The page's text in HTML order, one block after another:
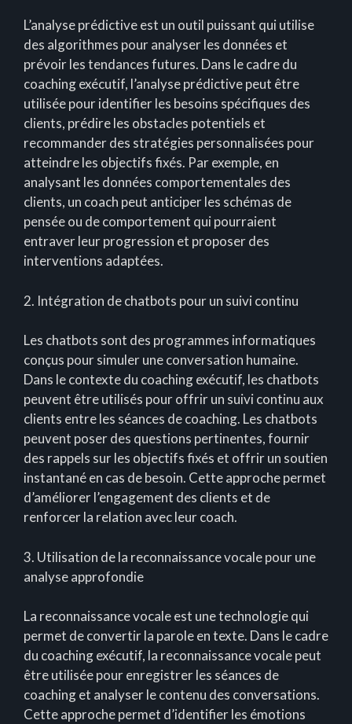
L’analyse prédictive est un outil puissant qui utilise
des algorithmes pour analyser les données et
prévoir les tendances futures. Dans le cadre du
coaching exécutif, l’analyse prédictive peut être
utilisée pour identifier les besoins spécifiques des
clients, prédire les obstacles potentiels et
recommander des stratégies personnalisées pour
atteindre les objectifs fixés. Par exemple, en
analysant les données comportementales des
clients, un coach peut anticiper les schémas de
pensée ou de comportement qui pourraient
entraver leur progression et proposer des
interventions adaptées.
2. Intégration de chatbots pour un suivi continu
Les chatbots sont des programmes informatiques
conçus pour simuler une conversation humaine.
Dans le contexte du coaching exécutif, les chatbots
peuvent être utilisés pour offrir un suivi continu aux
clients entre les séances de coaching. Les chatbots
peuvent poser des questions pertinentes, fournir
des rappels sur les objectifs fixés et offrir un soutien
instantané en cas de besoin. Cette approche permet
d’améliorer l’engagement des clients et de
renforcer la relation avec leur coach.
3. Utilisation de la reconnaissance vocale pour une
analyse approfondie
La reconnaissance vocale est une technologie qui
permet de convertir la parole en texte. Dans le cadre
du coaching exécutif, la reconnaissance vocale peut
être utilisée pour enregistrer les séances de
coaching et analyser le contenu des conversations.
Cette approche permet d’identifier les émotions